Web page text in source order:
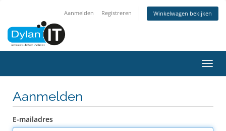
Aanmelden Registreren Winkelwagen bekijken
Aanmelden
E-mailadres